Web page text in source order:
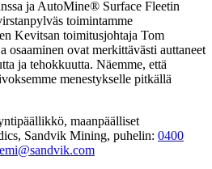
ja AutoMine® Surface Fleetin
toimintamme
Kevitsan toimitusjohtaja Tom
osaaminen ovat merkittävästi auttaneet
ja tehokkuutta. Näemme, että
menestykselle pitkällä
maanpäälliset
Sandvik Mining, puhelin: 0400